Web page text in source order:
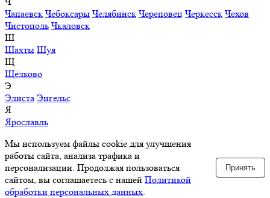
Чапаевск Чебоксары Челябинск Череповец Черкесск Чехов
Чистополь Чкаловск
Ш
Шахты Шуя
Щ
Щёлково
Э
Элиста Энгельс
Я
Ярославль
Мы используем файлы cookie для улучшения
работы сайта, анализа трафика и
персонализации. Продолжая пользоваться
сайтом, вы соглашаетесь с нашей Политикой
обработки персональных данных
Принять